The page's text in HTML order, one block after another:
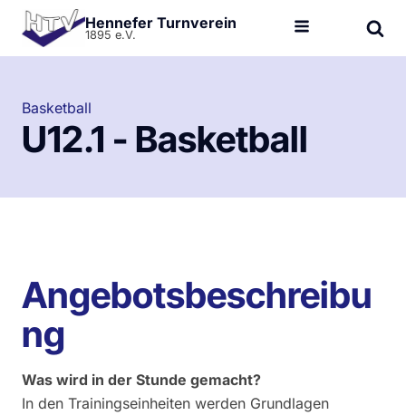
Hennefer Turnverein
1895 e.V.
Basketball
U12.1 - Basketball
Angebotsbeschreibu
ng
Was wird in der Stunde gemacht?
In den Trainingseinheiten werden Grundlagen